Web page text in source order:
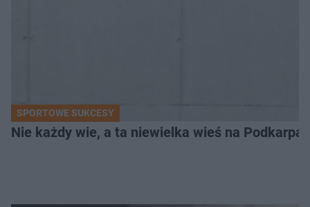
SPORTOWE SUKCESY
Nie każdy wie, a ta niewielka wieś na